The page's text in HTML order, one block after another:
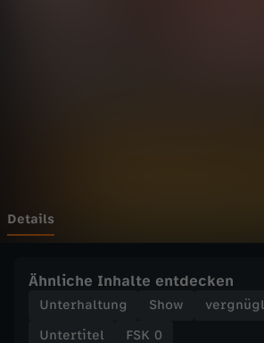
s
d
Details
Ähnliche Inhalte entdecken
Unterhaltung Show
Untertitel
FSK 0